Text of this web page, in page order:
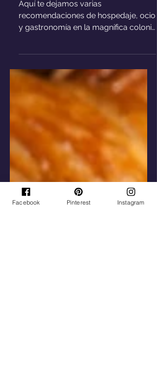
I love CdMx: 24 horas en La
Condesa
y gastronomía en la magnífica colonia
la condesa en la Ciudad de México
Facebook Pinterest Instagram